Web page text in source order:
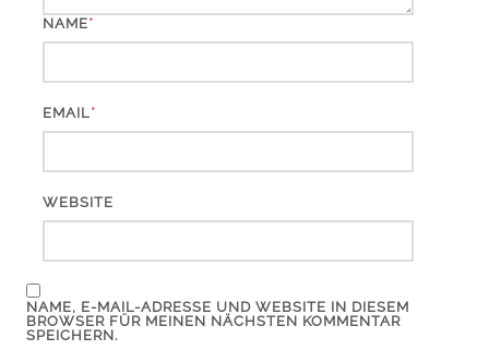
NAME*
EMAIL*
WEBSITE
NAME, E-MAIL-ADRESSE UND WEBSITE IN DIESEM
BROWSER FÜR MEINEN NÄCHSTEN KOMMENTAR
SPEICHERN.